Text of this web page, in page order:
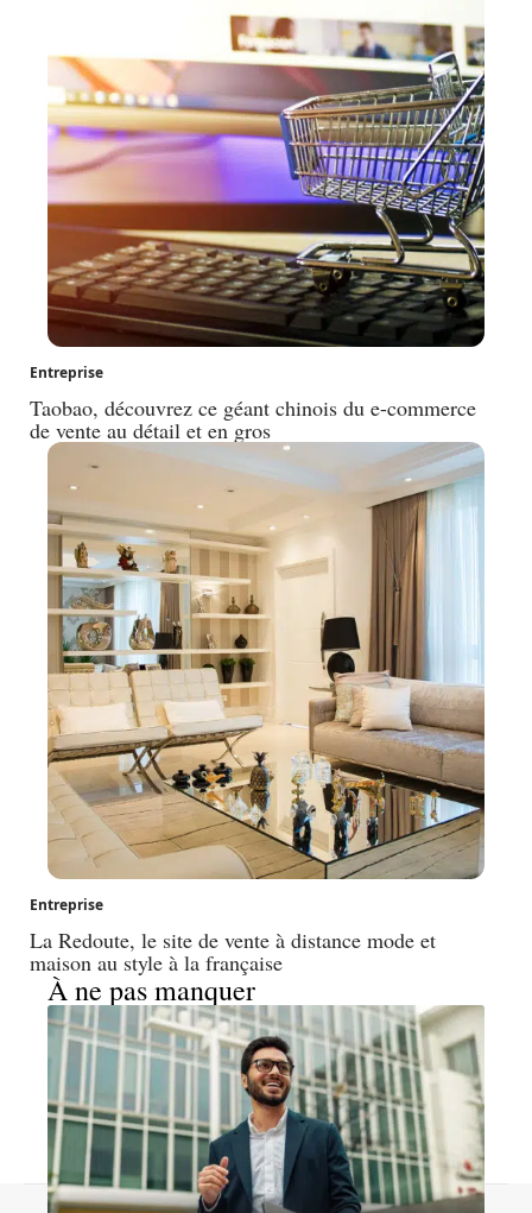
Entreprise
Taobao, découvrez ce géant chinois du e-commerce
de vente au détail et en gros
Entreprise
La Redoute, le site de vente à distance mode et
maison au style à la française
À ne pas manquer